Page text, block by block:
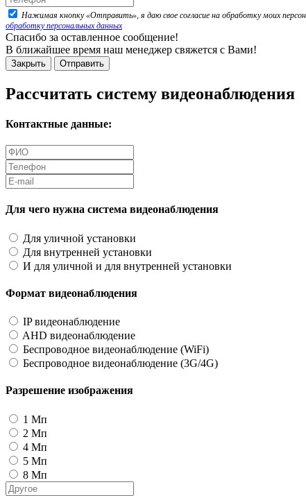
Нажимая кнопку «Отправить», я даю свое согласие на обработку моих
обработку персональных данных
Спасибо за оставленное сообщение!
В ближайшее время наш менеджер свяжется с Вами!
Закрыть Отправить
Рассчитать систему видеонаблюдения
Контактные данные:
Для чего нужна система видеонаблюдения
Для уличной установки
Для внутренней установки
И для уличной и для внутренней установки
Формат видеонаблюдения
IP видеонаблюдение
AHD видеонаблюдение
Беспроводное видеонаблюдение (WiFi)
Беспроводное видеонаблюдение (3G/4G)
Разрешение изображения
1 Мп
2 Мп
4 Мп
5 Мп
8 Мп